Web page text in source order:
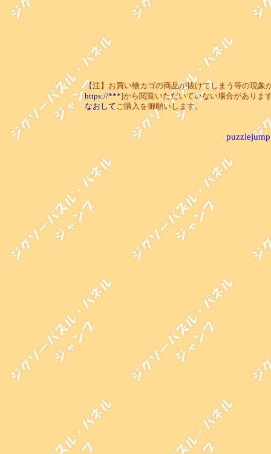
【注】お買い物カゴの商品が抜けてしまう等の現象
https://***]から閲覧いただいていない場合がありま
なおしてご購入を御願いします。